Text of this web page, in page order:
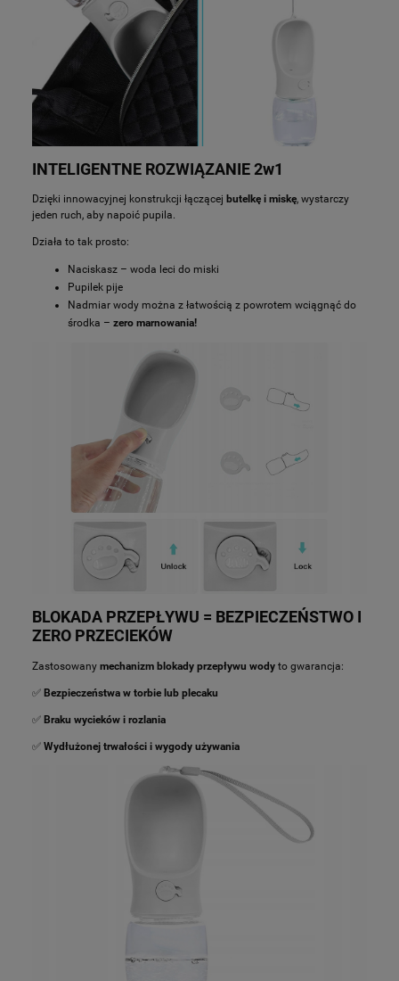
INTELIGENTNE ROZWIĄZANIE 2w1
Dzięki innowacyjnej konstrukcji łączącej butelkę i miskę, wystarczy
jeden ruch, aby napoić pupila.
Działa to tak prosto:
Naciskasz – woda leci do miski
Pupilek pije
Nadmiar wody można z łatwością z powrotem wciągnąć do
środka – zero marnowania!
BLOKADA PRZEPŁYWU = BEZPIECZEŃSTWO I
ZERO PRZECIEKÓW
Zastosowany mechanizm blokady przepływu wody to gwarancja:
✅ Bezpieczeństwa w torbie lub plecaku
✅ Braku wycieków i rozlania
✅ Wydłużonej trwałości i wygody używania